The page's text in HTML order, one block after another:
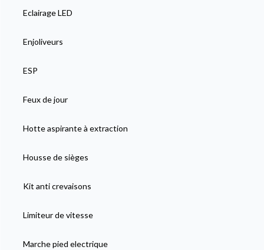
Eclairage LED
Enjoliveurs
ESP
Feux de jour
Hotte aspirante à extraction
Housse de sièges
Kit anti crevaisons
Limiteur de vitesse
Marche pied electrique